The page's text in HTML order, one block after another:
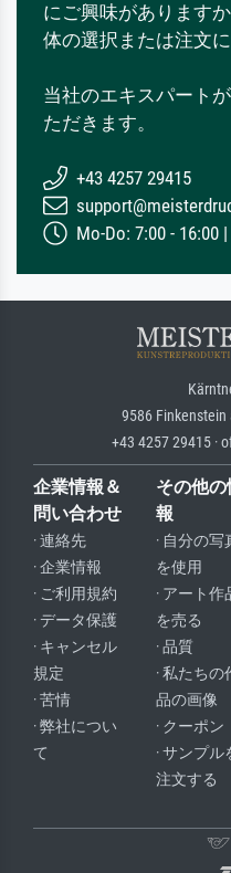
にご興味があります
体の選択または注文
当社のエキスパート
ただきます。
+43 4257 29415
Mo-Do: 7:00 - 16:00
9586 Finkenstein
+43 4257 29415 ·
企業情報＆
問い合わせ
· 連絡先
· 企業情報
· ご利用規約
· データ保護
· キャンセル
規定
· 苦情
· 弊社につい
て
その他の
報
· 自分の写
を使用
· アート作
を売る
· 品質
· 私たちの
品の画像
· クーポン
· サンプル
注文する